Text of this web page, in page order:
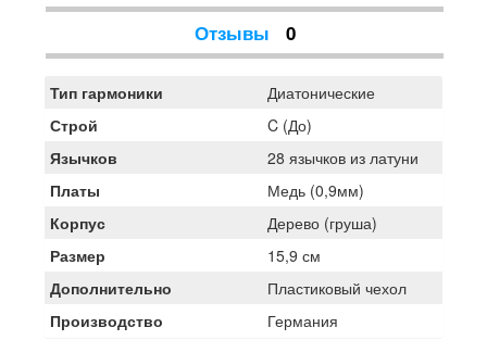
Отзывы
0
Тип гармоники
Диатонические
Строй
C (До)
Язычков
28 язычков из латуни
Платы
Медь (0,9мм)
Корпус
Дерево (груша)
Размер
15,9 см
Дополнительно
Пластиковый чехол
Производство
Германия